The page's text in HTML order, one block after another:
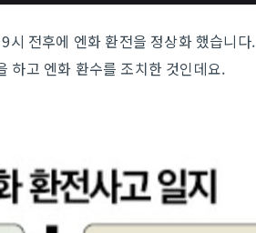
시 전후에 엔화 환전을 정상화 했습니다.
하고 엔화 환수를 조치한 것인데요.